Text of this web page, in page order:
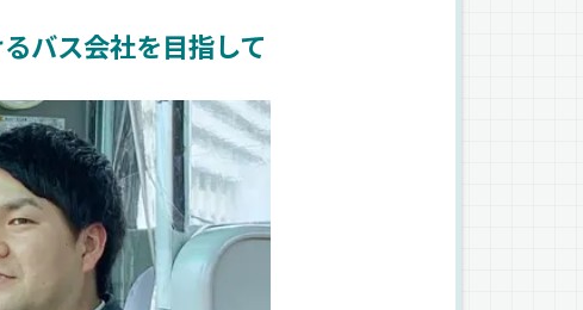
バス会社を目指して